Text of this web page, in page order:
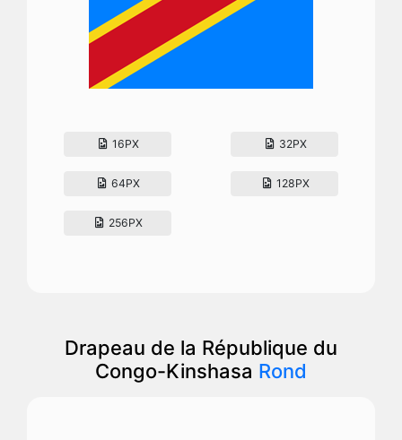
16PX 32PX
64PX 128PX
256PX
Drapeau de la République du
Congo-Kinshasa Rond